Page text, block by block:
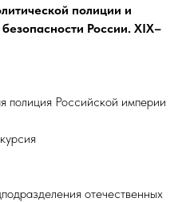
полиции и
России. XIX–
полиция Российской империи
отечественных